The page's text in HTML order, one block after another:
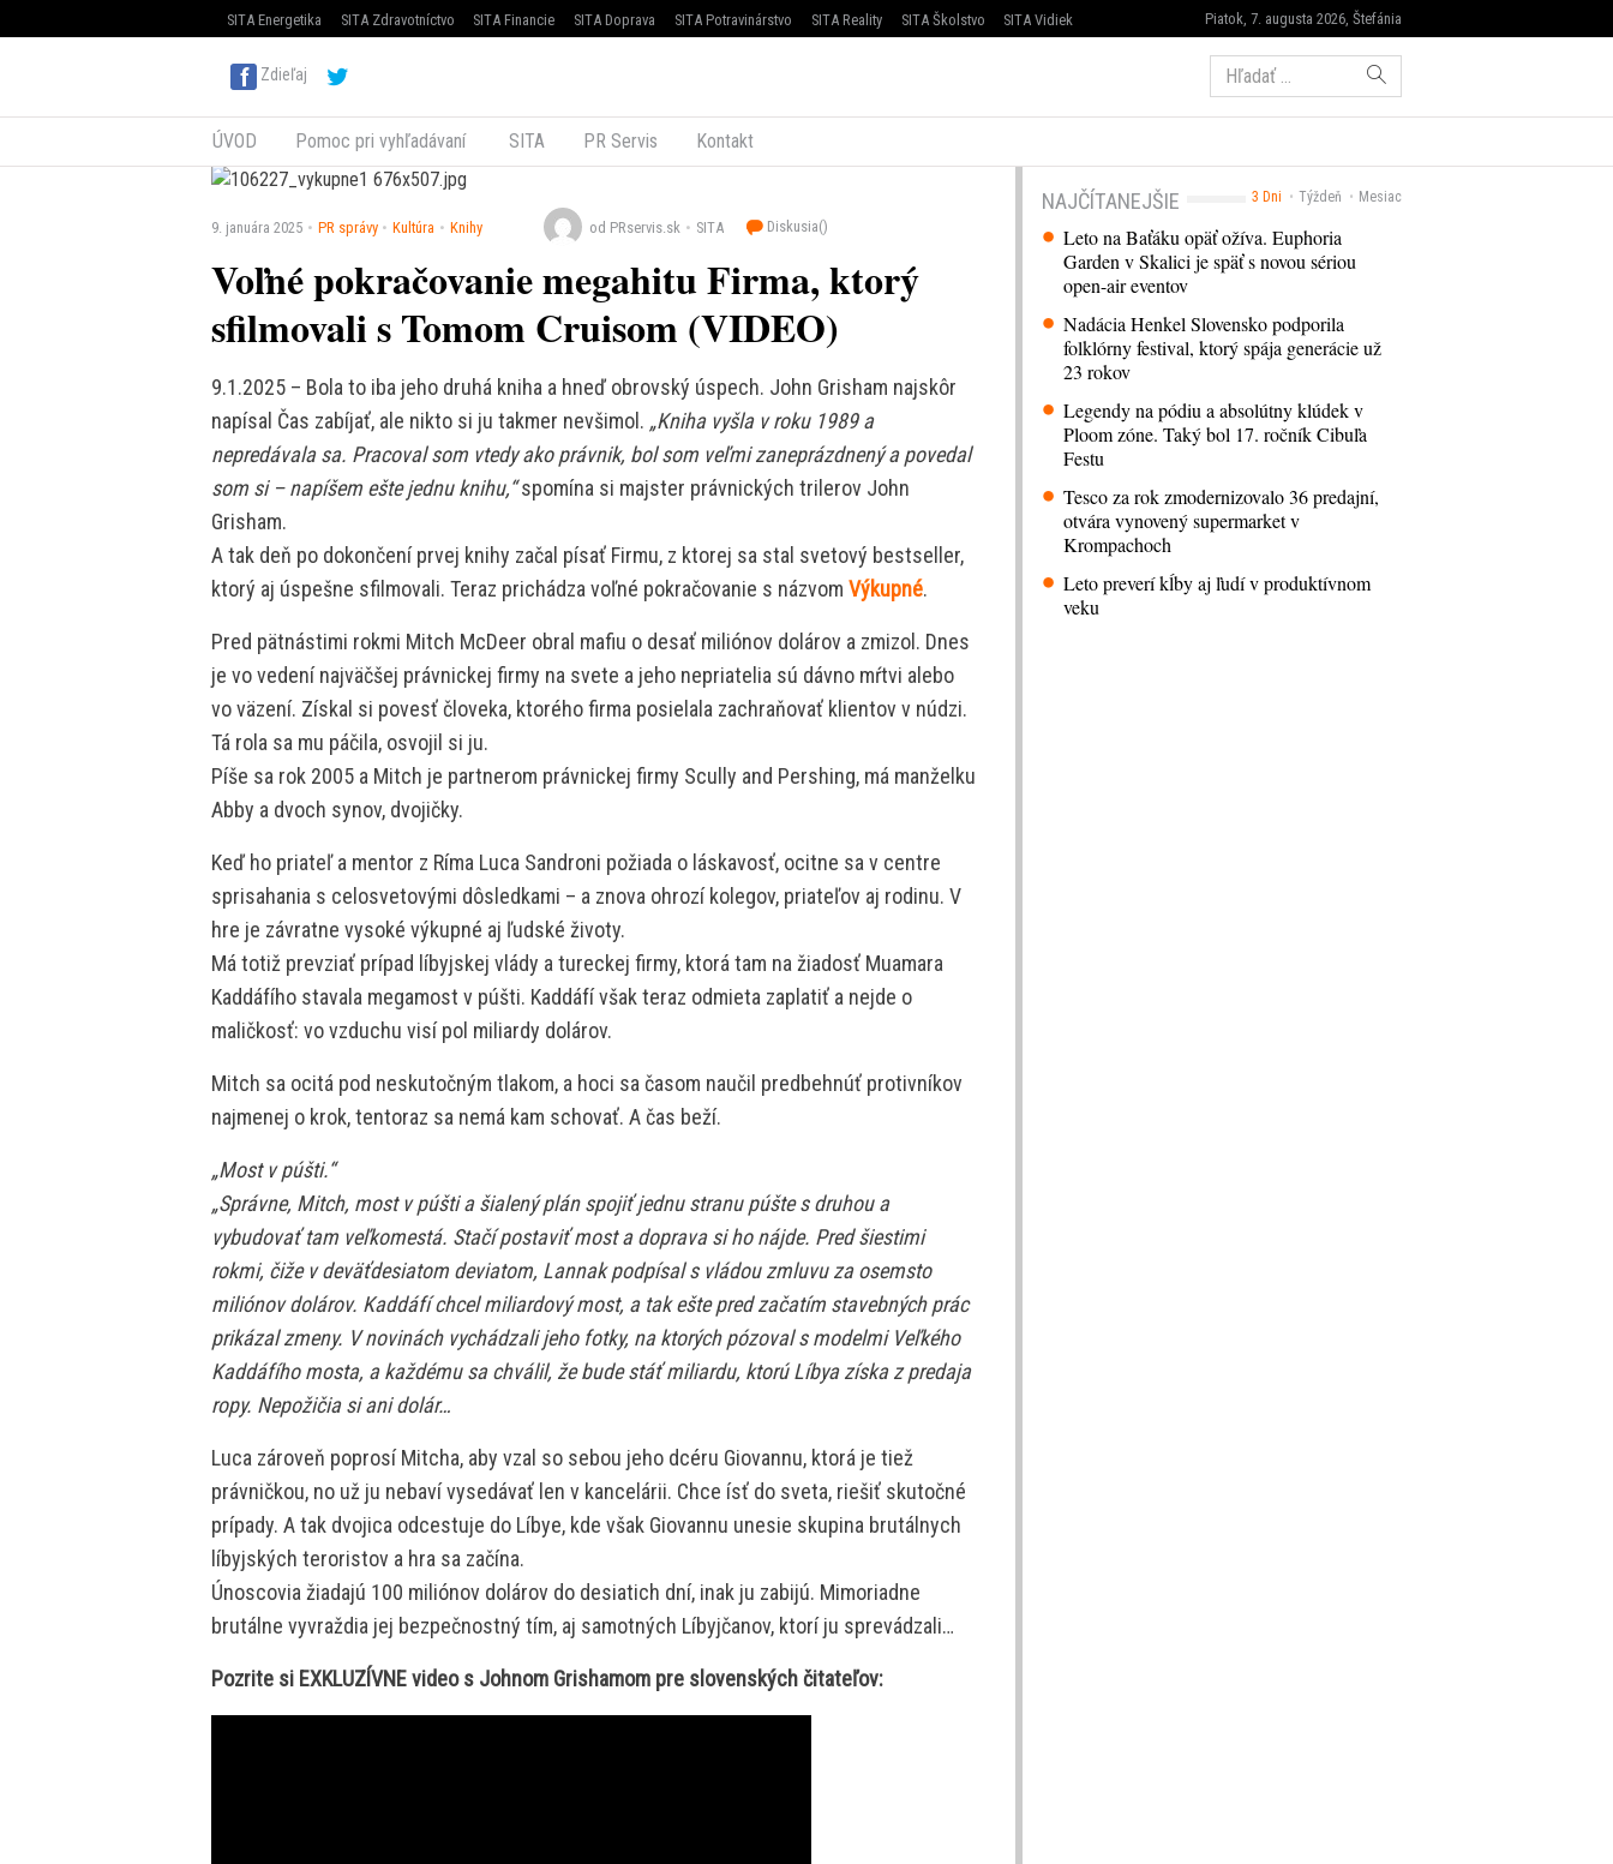
Piatok, 7. augusta 2026, Štefánia
SITA Energetika SITA Zdravotníctvo SITA Financie SITA Doprava SITA Potravinárstvo SITA Reality SITA Školstvo SITA Vidiek
Zdieľaj Hľadať:
ÚVOD Pomoc pri vyhľadávaní SITA PR Servis Kontakt
9. januára 2025 PR správy Kultúra Knihy od PRservis.sk SITA Diskusia()
Voľné pokračovanie megahitu Firma, ktorý
sfilmovali s Tomom Cruisom (VIDEO)
9.1.2025 – Bola to iba jeho druhá kniha a hneď obrovský úspech. John Grisham najskôr
napísal Čas zabíjať, ale nikto si ju takmer nevšimol. „Kniha vyšla v roku 1989 a
nepredávala sa. Pracoval som vtedy ako právnik, bol som veľmi zaneprázdnený a povedal
som si – napíšem ešte jednu knihu,“spomína si majster právnických trilerov John
Grisham.
A tak deň po dokončení prvej knihy začal písať Firmu, z ktorej sa stal svetový bestseller,
ktorý aj úspešne sfilmovali. Teraz prichádza voľné pokračovanie s názvom Výkupné.
Pred pätnástimi rokmi Mitch McDeer obral mafiu o desať miliónov dolárov a zmizol. Dnes
je vo vedení najväčšej právnickej firmy na svete a jeho nepriatelia sú dávno mŕtvi alebo
vo väzení. Získal si povesť človeka, ktorého firma posielala zachraňovať klientov v núdzi.
Tá rola sa mu páčila, osvojil si ju.
Píše sa rok 2005 a Mitch je partnerom právnickej firmy Scully and Pershing, má manželku
Abby a dvoch synov, dvojičky.
Keď ho priateľ a mentor z Ríma Luca Sandroni požiada o láskavosť, ocitne sa v centre
sprisahania s celosvetovými dôsledkami – a znova ohrozí kolegov, priateľov aj rodinu. V
hre je závratne vysoké výkupné aj ľudské životy.
Má totiž prevziať prípad líbyjskej vlády a tureckej firmy, ktorá tam na žiadosť Muamara
Kaddáfího stavala megamost v púšti. Kaddáfí však teraz odmieta zaplatiť a nejde o
maličkosť: vo vzduchu visí pol miliardy dolárov.
Mitch sa ocitá pod neskutočným tlakom, a hoci sa časom naučil predbehnúť protivníkov
najmenej o krok, tentoraz sa nemá kam schovať. A čas beží.
„Most v púšti.“
„Správne, Mitch, most v púšti a šialený plán spojiť jednu stranu púšte s druhou a
vybudovať tam veľkomestá. Stačí postaviť most a doprava si ho nájde. Pred šiestimi
rokmi, čiže v deväťdesiatom deviatom, Lannak podpísal s vládou zmluvu za osemsto
miliónov dolárov. Kaddáfí chcel miliardový most, a tak ešte pred začatím stavebných prác
prikázal zmeny. V novinách vychádzali jeho fotky, na ktorých pózoval s modelmi Veľkého
Kaddáfího mosta, a každému sa chválil, že bude stáť miliardu, ktorú Líbya získa z predaja
ropy. Nepožičia si ani dolár…
Luca zároveň poprosí Mitcha, aby vzal so sebou jeho dcéru Giovannu, ktorá je tiež
právničkou, no už ju nebaví vysedávať len v kancelárii. Chce ísť do sveta, riešiť skutočné
prípady. A tak dvojica odcestuje do Líbye, kde však Giovannu unesie skupina brutálnych
líbyjských teroristov a hra sa začína.
Únoscovia žiadajú 100 miliónov dolárov do desiatich dní, inak ju zabijú. Mimoriadne
brutálne vyvraždia jej bezpečnostný tím, aj samotných Líbyjčanov, ktorí ju sprevádzali…
Pozrite si EXKLUZÍVNE video s Johnom Grishamom pre slovenských čitateľov:
3 Dni Týždeň Mesiac
NAJČÍTANEJŠIE
Leto na Baťáku opäť ožíva. Euphoria
Garden v Skalici je späť s novou sériou
open-air eventov
Nadácia Henkel Slovensko podporila
folklórny festival, ktorý spája generácie už
23 rokov
Legendy na pódiu a absolútny klúdek v
Ploom zóne. Taký bol 17. ročník Cibuľa
Festu
Tesco za rok zmodernizovalo 36 predajní,
otvára vynovený supermarket v
Krompachoch
Leto preverí kĺby aj ľudí v produktívnom
veku